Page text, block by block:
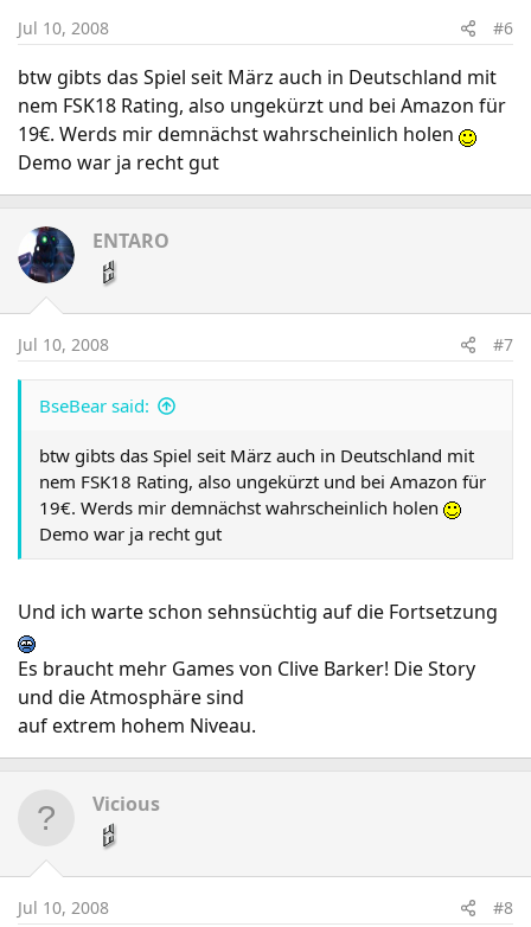
Jul 10, 2008 #6
btw gibts das Spiel seit März auch in Deutschland mit
nem FSK18 Rating, also ungekürzt und bei Amazon für
19€. Werds mir demnächst wahrscheinlich holen
Demo war ja recht gut
ENTARO
Jul 10, 2008 #7
BseBear said:
btw gibts das Spiel seit März auch in Deutschland mit
nem FSK18 Rating, also ungekürzt und bei Amazon für
19€. Werds mir demnächst wahrscheinlich holen
Demo war ja recht gut
Und ich warte schon sehnsüchtig auf die Fortsetzung
Es braucht mehr Games von Clive Barker! Die Story
und die Atmosphäre sind
auf extrem hohem Niveau.
Vicious
Jul 10, 2008 #8